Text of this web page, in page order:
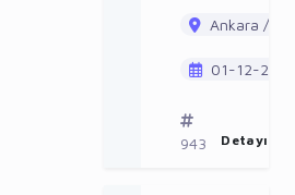
Ankara /
01-12-
943 Detayı